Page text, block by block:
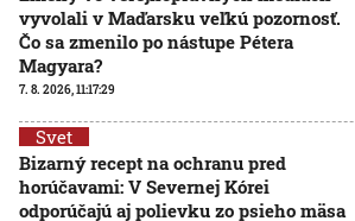
vyvolali v Maďarsku veľkú pozornosť.
Čo sa zmenilo po nástupe Pétera
Magyara?
7. 8. 2026, 11:17:29
Svet
Bizarný recept na ochranu pred
horúčavami: V Severnej Kórei
odporúčajú aj polievku zo psieho mäsa